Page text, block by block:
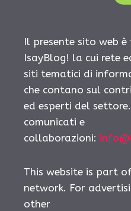
Il presente sito web
IsayBlog! la cui rete
siti tematici di
che contano sul
ed esperti del
comunicati e
collaborazioni:
This website is part
network. For
other